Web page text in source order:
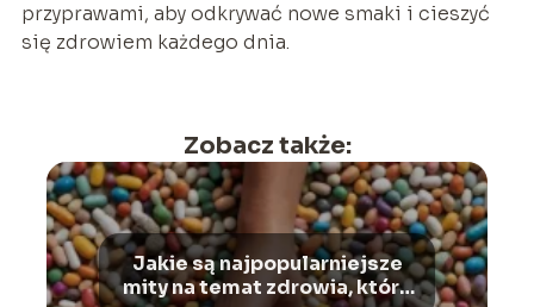
przyprawami, aby odkrywać nowe smaki i cieszyć
się zdrowiem każdego dnia.
Zobacz także:
Jakie są najpopularniejsze
mity na temat zdrowia, które